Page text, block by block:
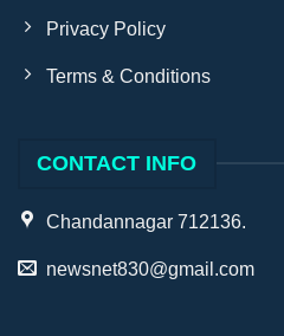
Privacy Policy
Terms & Conditions
CONTACT INFO
Chandannagar 712136.
newsnet830@gmail.com